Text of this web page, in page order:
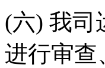
(六) 我司
进行审查